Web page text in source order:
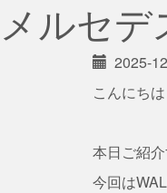
メルセ
2025-
こんにち
本日ご紹
今回は